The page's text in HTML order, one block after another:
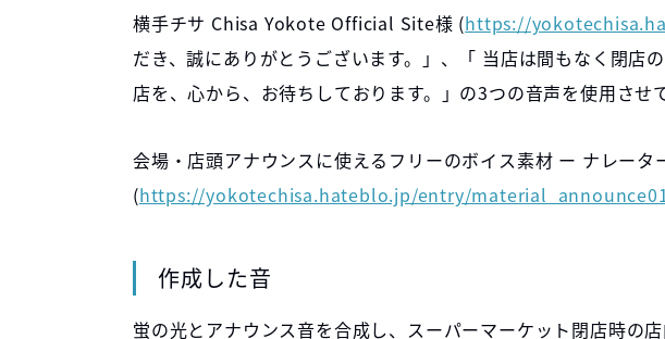
横手チサ Chisa Yokote Official Site様 (https://
だき、誠にありがとうございます。」、「 当店は間もなく閉店
店を、心から、お待ちしております。」の3つの音声を使用させ
会場・店頭アナウンスに使えるフリーのボイス素材 ー ナレータ
(https://yokotechisa.hateblo.jp/entry/
作成した音
蛍の光とアナウンス音を合成し、スーパーマーケット閉店時の